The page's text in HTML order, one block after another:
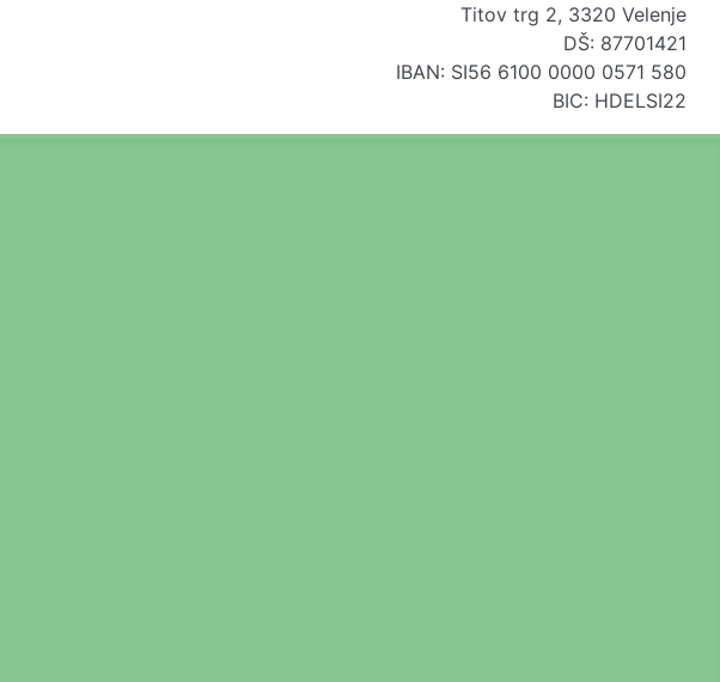
Titov trg 2, 3320 Velenje
DŠ: 87701421
IBAN: SI56 6100 0000 0571 580
BIC: HDELSI22